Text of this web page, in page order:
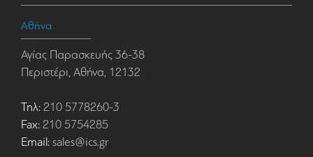
Αθήνα
Αγίας Παρασκευής 36-38
Περιστέρι, Αθήνα, 12132
Τηλ: 210 5778260-3
Fax: 210 5754285
Email: sales@ics.gr